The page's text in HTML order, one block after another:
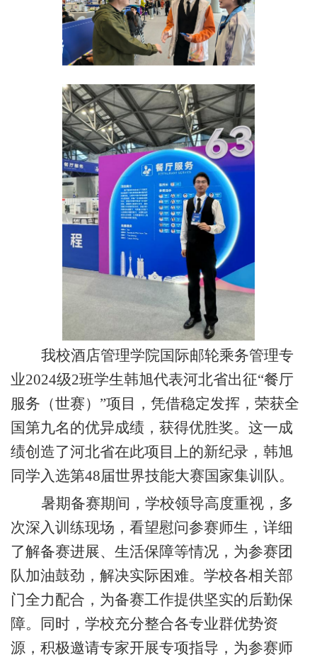
我校酒店管理学院国际邮轮乘务管理专
业2024级2班学生韩旭代表河北省出征“餐厅
服务（世赛）”项目，凭借稳定发挥，荣获全
国第九名的优异成绩，获得优胜奖。 这一成
绩创造了河北省在此项目上的新纪录，韩旭
同学入选第48届世界技能大赛国家集训队。
暑期备赛期间，学校领导高度重视，多
次深入训练现场，看望慰问参赛师生，详细
了解备赛进展、生活保障等情况，为参赛团
队加油鼓劲，解决实际困难。学校各相关部
门全力配合，为备赛工作提供坚实的后勤保
障。同时，学校充分整合各专业群优势资
源，积极邀请专家开展专项指导，为参赛师